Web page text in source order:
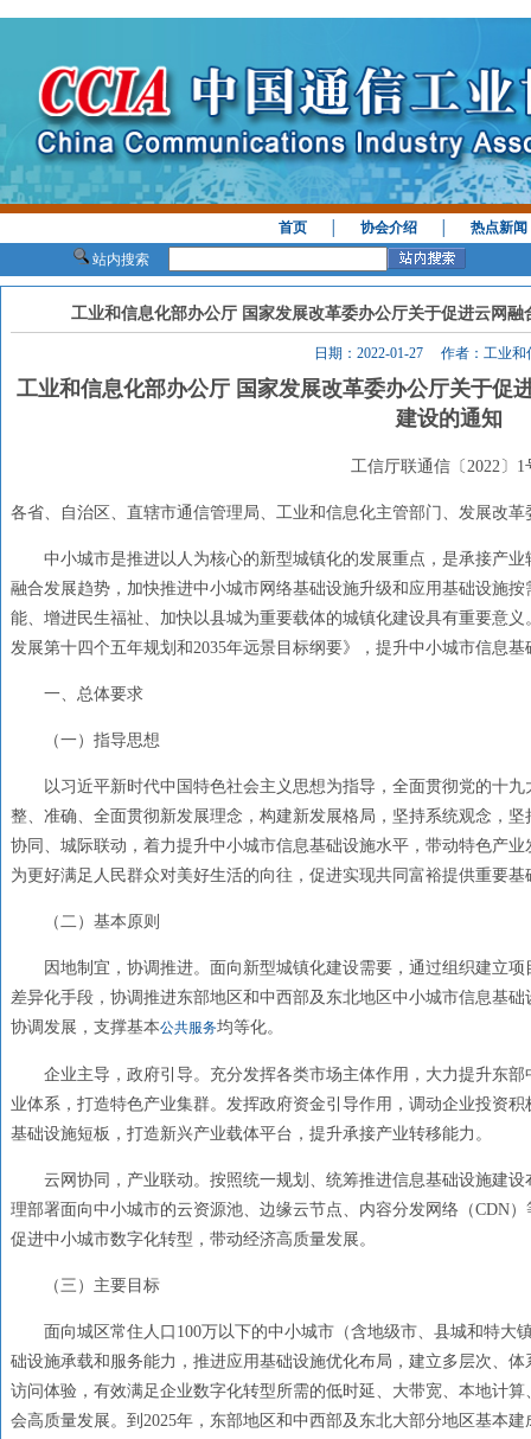
首页 │协会介绍 │热点新闻
站内搜索
工业和信息化部办公厅 国家发展改革委办公厅关于促进云网
日期：2022-01-27 作者：工业和
工业和信息化部办公厅 国家发展改革委办公厅关于促
建设的通知
工信厅联通信〔2022〕
各省、自治区、直辖市通信管理局、工业和信息化主管部门、发展改
中小城市是推进以人为核心的新型城镇化的发展重点，是承接产
融合发展趋势，加快推进中小城市网络基础设施升级和应用基础设施
能、增进民生福祉、加快以县城为重要载体的城镇化建设具有重要意
发展第十四个五年规划和2035年远景目标纲要》，提升中小城市信息
一、总体要求
（一）指导思想
以习近平新时代中国特色社会主义思想为指导，全面贯彻党的十
整、准确、全面贯彻新发展理念，构建新发展格局，坚持系统观念，
协同、城际联动，着力提升中小城市信息基础设施水平，带动特色产
为更好满足人民群众对美好生活的向往，促进实现共同富裕提供重要基
（二）基本原则
因地制宜，协调推进。面向新型城镇化建设需要，通过组织建立
差异化手段，协调推进东部地区和中西部及东北地区中小城市信息基
协调发展，支撑基本公共服务均等化。
企业主导，政府引导。充分发挥各类市场主体作用，大力提升东
业体系，打造特色产业集群。发挥政府资金引导作用，调动企业投资
基础设施短板，打造新兴产业载体平台，提升承接产业转移能力。
云网协同，产业联动。按照统一规划、统筹推进信息基础设施建
理部署面向中小城市的云资源池、边缘云节点、内容分发网络（CDN
促进中小城市数字化转型，带动经济高质量发展。
（三）主要目标
面向城区常住人口100万以下的中小城市（含地级市、县城和特大
础设施承载和服务能力，推进应用基础设施优化布局，建立多层次、
访问体验，有效满足企业数字化转型所需的低时延、大带宽、本地计
会高质量发展。到2025年，东部地区和中西部及东北大部分地区基本